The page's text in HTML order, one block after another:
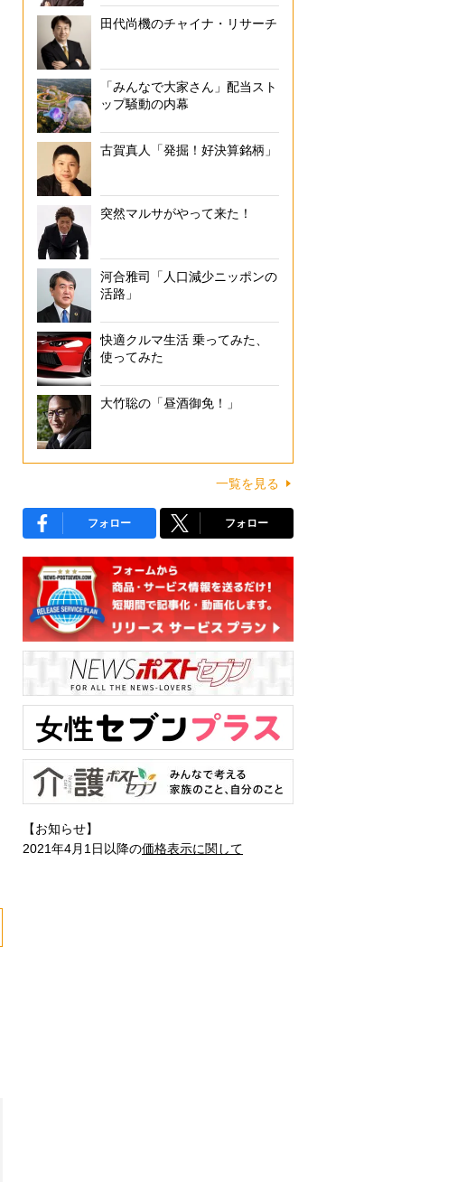
田代尚機のチャイナ・リサーチ
「みんなで大家さん」配当スト
ップ騒動の内幕
古賀真人「発掘！好決算銘柄」
突然マルサがやって来た！
河合雅司「人口減少ニッポンの
活路」
快適クルマ生活 乗ってみた、
使ってみた
大竹聡の「昼酒御免！」
一覧を見る
フォロー フォロー
【お知らせ】
2021年4月1日以降の価格表示に関して